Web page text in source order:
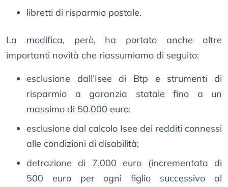
libretti di risparmio postale.
La modifica, però, ha portato anche altre
importanti novità che riassumiamo di seguito:
esclusione dall’Isee di Btp e strumenti di
risparmio a garanzia statale fino a un
massimo di 50.000 euro;
esclusione dal calcolo Isee dei redditi connessi
alle condizioni di disabilità;
detrazione di 7.000 euro (incrementata di
500 euro per ogni figlio successivo al